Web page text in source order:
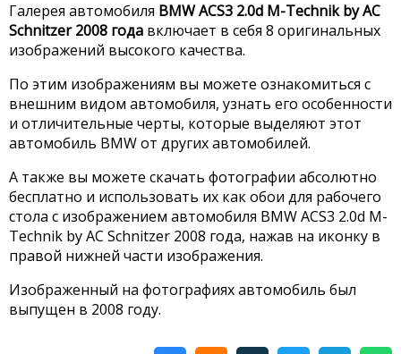
Галерея автомобиля BMW ACS3 2.0d M-Technik by AC
Schnitzer 2008 года включает в себя 8 оригинальных
изображений высокого качества.
По этим изображениям вы можете ознакомиться с
внешним видом автомобиля, узнать его особенности
и отличительные черты, которые выделяют этот
автомобиль BMW от других автомобилей.
А также вы можете скачать фотографии абсолютно
бесплатно и использовать их как обои для рабочего
стола с изображением автомобиля BMW ACS3 2.0d M-
Technik by AC Schnitzer 2008 года, нажав на иконку в
правой нижней части изображения.
Изображенный на фотографиях автомобиль был
выпущен в 2008 году.